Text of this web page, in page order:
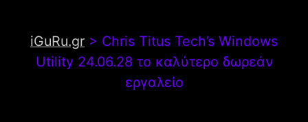
iGuRu.gr > Chris Titus Tech’s Windows
Utility 24.06.28 το καλύτερο δωρεάν
εργαλείο